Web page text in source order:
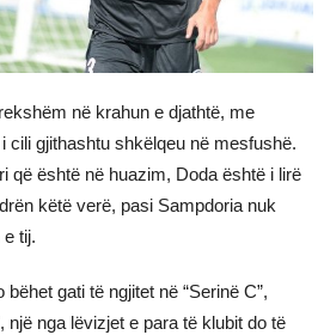
në krahun e djathtë, me
cili gjithashtu shkëlqeu në mesfushë.
që është në huazim, Doda është i lirë
këtë verë, pasi Sampdoria nuk
tij.
gati të ngjitet në “Serinë C”,
një nga lëvizjet e para të klubit do të